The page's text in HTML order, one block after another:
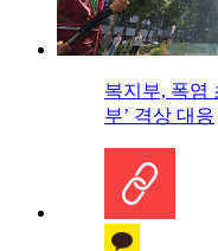
복지부, 폭염
부’ 격상 대응